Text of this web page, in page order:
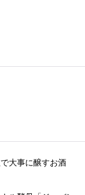
大事に醸すお酒